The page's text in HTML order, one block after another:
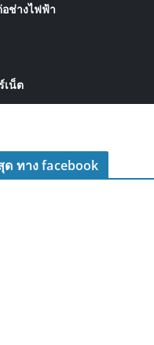
ช่างไฟฟ้า
เน็ต
ด ทาง facebook